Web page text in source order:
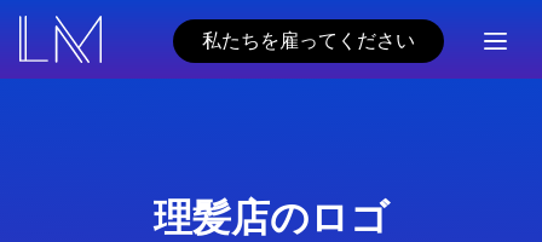
私たちを雇ってください
理髪店のロゴ